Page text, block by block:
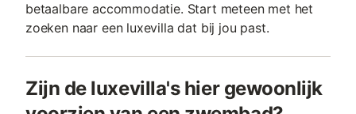
betaalbare accommodatie. Start meteen met het
zoeken naar een luxevilla dat bij jou past.
Zijn de luxevilla's hier gewoonlijk